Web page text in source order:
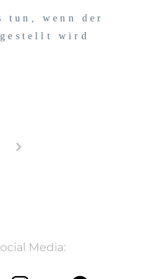
tun, wenn der
wird
Media: